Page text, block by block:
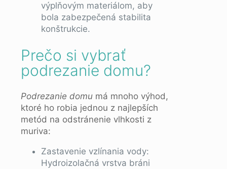
výplňovým materiálom, aby
bola zabezpečená stabilita
konštrukcie.
Prečo si vybrať
podrezanie domu?
Podrezanie domu má mnoho výhod,
ktoré ho robia jednou z najlepších
metód na odstránenie vlhkosti z
muriva:
Zastavenie vzlínania vody:
Hydroizolačná vrstva bráni